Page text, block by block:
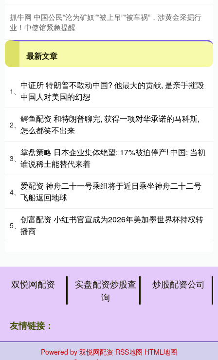
抓牛网 中国公民“沦为矿奴”“被上吊”“被车祸”，涉黄金采掘行
业！中使馆紧急提醒
最新文章
1、
中证所 特朗普不敢动中国? 他最大的贡献, 是亲手摧毁
中国人对美国的幻想
2、
鳄鱼配资 和特朗普聊完, 获得一项对华承诺的马科斯,
怎么都笑不出来
3、
掌盘策略 日本企业集体绝望: 17%被迫停产! 中国: 当初
谁说稀土能替代来着
4、
爱配资 神舟二十一号乘组将于近日乘坐神舟二十二号
飞船返回地球
5、
创富配资 小红书官宣成为2026年美加墨世界杯持权转
播商
双悦网配资
实盘配资炒股查
询
炒股配资公司
友情链接：
Powered by 双悦网配资 RSS地图 HTML地图